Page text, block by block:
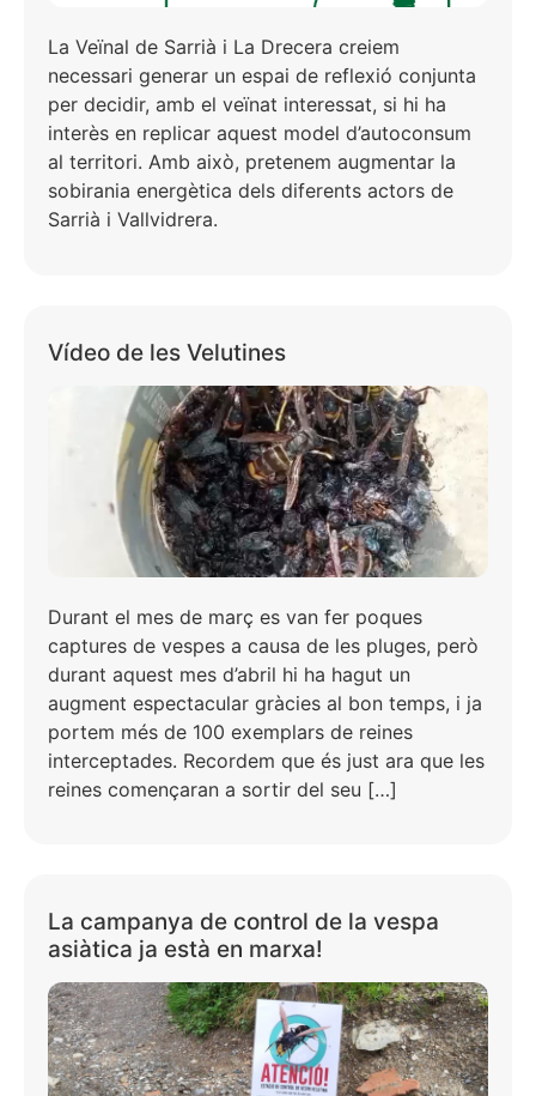
La Veïnal de Sarrià i La Drecera creiem
necessari generar un espai de reflexió conjunta
per decidir, amb el veïnat interessat, si hi ha
interès en replicar aquest model d’autoconsum
al territori. Amb això, pretenem augmentar la
sobirania energètica dels diferents actors de
Sarrià i Vallvidrera.
Vídeo de les Velutines
Durant el mes de març es van fer poques
captures de vespes a causa de les pluges, però
durant aquest mes d’abril hi ha hagut un
augment espectacular gràcies al bon temps, i ja
portem més de 100 exemplars de reines
interceptades. Recordem que és just ara que les
reines començaran a sortir del seu […]
La campanya de control de la vespa
asiàtica ja està en marxa!